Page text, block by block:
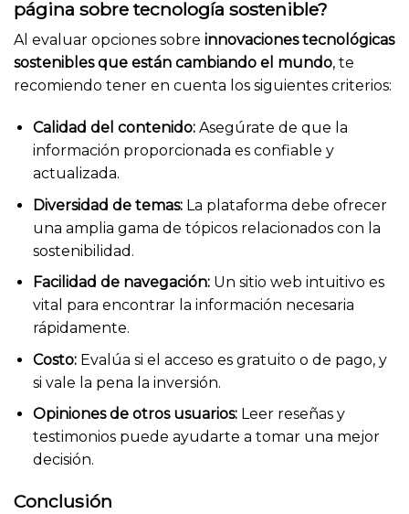
página sobre tecnología sostenible?
Al evaluar opciones sobre innovaciones tecnológicas
sostenibles que están cambiando el mundo, te
recomiendo tener en cuenta los siguientes criterios:
Calidad del contenido:Asegúrate de que la
información proporcionada es confiable y
actualizada.
Diversidad de temas:La plataforma debe ofrecer
una amplia gama de tópicos relacionados con la
sostenibilidad.
Facilidad de navegación:Un sitio web intuitivo es
vital para encontrar la información necesaria
rápidamente.
Costo:Evalúa si el acceso es gratuito o de pago, y
si vale la pena la inversión.
Opiniones de otros usuarios:Leer reseñas y
testimonios puede ayudarte a tomar una mejor
decisión.
Conclusión